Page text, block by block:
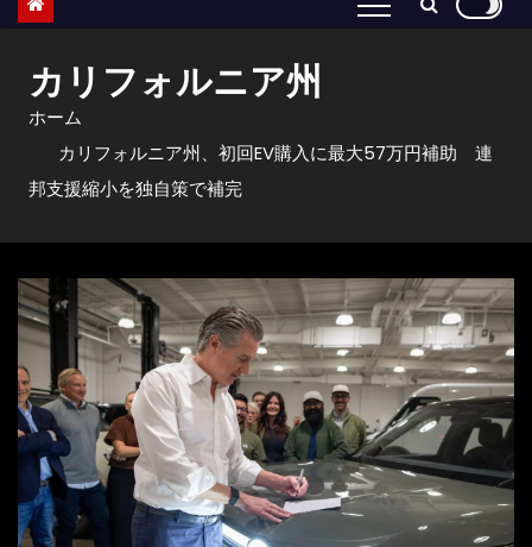
カリフォルニア州
ホーム
カリフォルニア州、初回EV購入に最大57万円補助 連
邦支援縮小を独自策で補完